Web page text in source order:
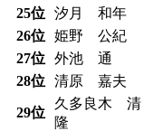
25位
汐月 和年
26位
姫野 公紀
27位
外池 通
28位
清原 嘉夫
29位
久多良木 清
隆